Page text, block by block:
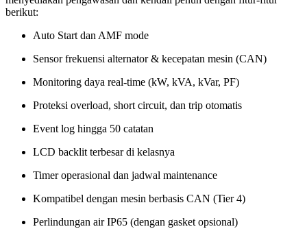
berikut:
Auto Start dan AMF mode
Sensor frekuensi alternator & kecepatan mesin (CAN)
Monitoring daya real-time (kW, kVA, kVar, PF)
Proteksi overload, short circuit, dan trip otomatis
Event log hingga 50 catatan
LCD backlit terbesar di kelasnya
Timer operasional dan jadwal maintenance
Kompatibel dengan mesin berbasis CAN (Tier 4)
Perlindungan air IP65 (dengan gasket opsional)